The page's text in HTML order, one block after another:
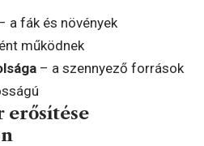
a fák és növények
működnek
– a szennyező források
erősítése